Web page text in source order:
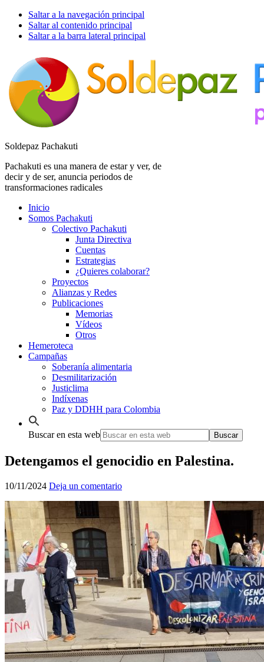
Saltar a la navegación principal
Saltar al contenido principal
Saltar a la barra lateral principal
Soldepaz Pachakuti
Pachakuti es una manera de estar y ver, de
decir y de ser, anuncia periodos de
transformaciones radicales
Inicio
Somos Pachakuti
Colectivo Pachakuti
Junta Directiva
Cuentas
Estrategias
¿Quieres colaborar?
Proyectos
Alianzas y Redes
Publicaciones
Memorias
Vídeos
Otros
Hemeroteca
Campañas
Soberanía alimentaria
Desmilitarización
Justiclima
Indíxenas
Paz y DDHH para Colombia
Buscar en esta web
Detengamos el genocidio en Palestina.
10/11/2024 Deja un comentario